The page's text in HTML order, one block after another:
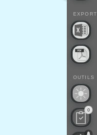
EXPORT
OUTILS
0